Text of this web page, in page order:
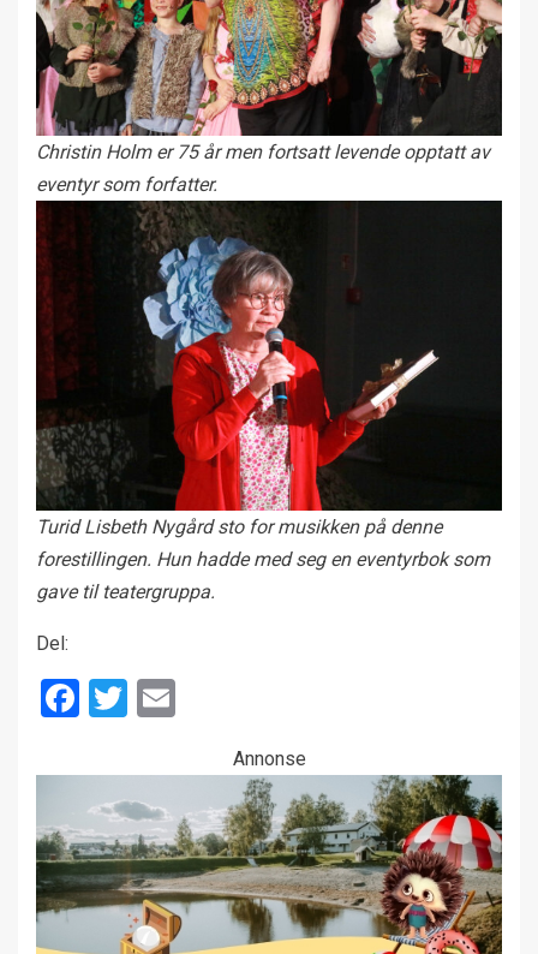
Christin Holm er 75 år men fortsatt levende opptatt av
eventyr som forfatter.
Turid Lisbeth Nygård sto for musikken på denne
forestillingen. Hun hadde med seg en eventyrbok som
gave til teatergruppa.
Del:
Facebook
Twitter
Annonse